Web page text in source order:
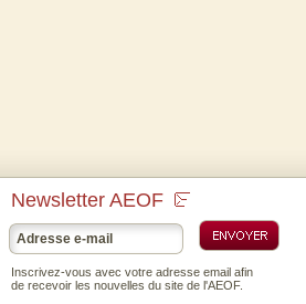
Newsletter AEOF
Inscrivez-vous avec votre adresse email afin
de recevoir les nouvelles du site de l'AEOF.